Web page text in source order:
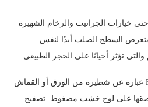
خيارات الجرانيت والرخام الشهيرة
يتعرض السطح الصلب أبدًا لنفس
تؤثر أحيانًا على الحجر الطبيعي.
الأسطح المصفحة مثل Formica عبارة عن شطيرة من الورق أو القماش
لصقها على لوح خشب مضغوط. تصفيح